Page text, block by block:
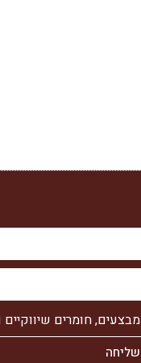
חומרים
שליחה